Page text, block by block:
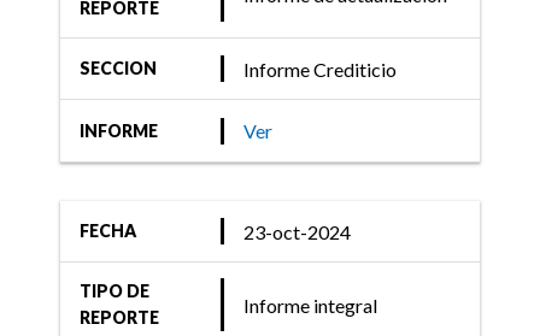
REPORTE
SECCION Informe Crediticio
INFORME Ver
FECHA 23-oct-2024
TIPO DE
REPORTE
Informe integral